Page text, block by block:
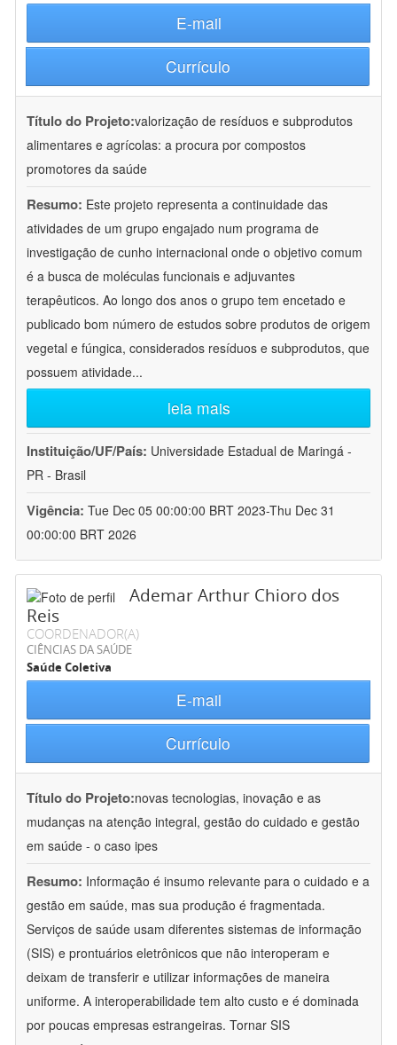
E-mail
Currículo
Título do Projeto:valorização de resíduos e subprodutos
alimentares e agrícolas: a procura por compostos
promotores da saúde
Resumo: Este projeto representa a continuidade das
atividades de um grupo engajado num programa de
investigação de cunho internacional onde o objetivo comum
é a busca de moléculas funcionais e adjuvantes
terapêuticos. Ao longo dos anos o grupo tem encetado e
publicado bom número de estudos sobre produtos de origem
vegetal e fúngica, considerados resíduos e subprodutos, que
possuem atividade...
leia mais
Instituição/UF/País: Universidade Estadual de Maringá -
PR - Brasil
Vigência: Tue Dec 05 00:00:00 BRT 2023-Thu Dec 31
00:00:00 BRT 2026
Ademar Arthur Chioro dos
Reis
COORDENADOR(A)
CIÊNCIAS DA SAÚDE
Saúde Coletiva
E-mail
Currículo
Título do Projeto:novas tecnologias, inovação e as
mudanças na atenção integral, gestão do cuidado e gestão
em saúde - o caso ipes
Resumo: Informação é insumo relevante para o cuidado e a
gestão em saúde, mas sua produção é fragmentada.
Serviços de saúde usam diferentes sistemas de informação
(SIS) e prontuários eletrônicos que não interoperam e
deixam de transferir e utilizar informações de maneira
uniforme. A interoperabilidade tem alto custo e é dominada
por poucas empresas estrangeiras. Tornar SIS